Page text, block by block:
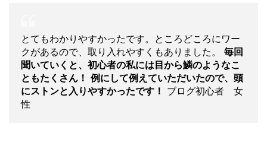
とてもわかりやすかったです。ところどころにワー
クがあるので、取り入れやすくもありました。 毎回
聞いていくと、初心者の私には目から鱗のようなこ
ともたくさん！ 例にして例えていただいたので、頭
にストンと入りやすかったです！ ブログ初心者 女
性